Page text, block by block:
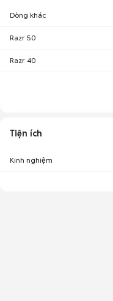
Dòng khác
Razr 50
Razr 40
Tiện ích
Kinh nghiệm